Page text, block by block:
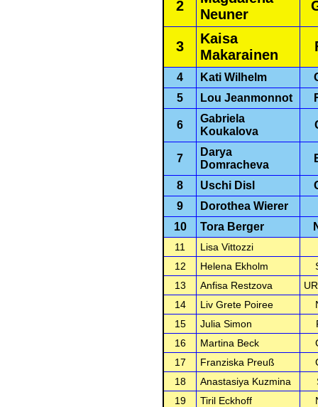
2
Neuner
3
Kaisa
Makarainen
4 Kati Wilhelm
5
Lou Jeanmonnot
6
Gabriela
Koukalova
7
Darya
Domracheva
8 Uschi Disl
9
Dorothea Wierer
10
Tora Berger
11
Lisa Vittozzi
12
Helena Ekholm
13
Anfisa Restzova
14
Liv Grete Poiree
15
Julia Simon
16
Martina Beck
17
Franziska Preuß
18
Anastasiya Kuzmina
19
Tiril Eckhoff